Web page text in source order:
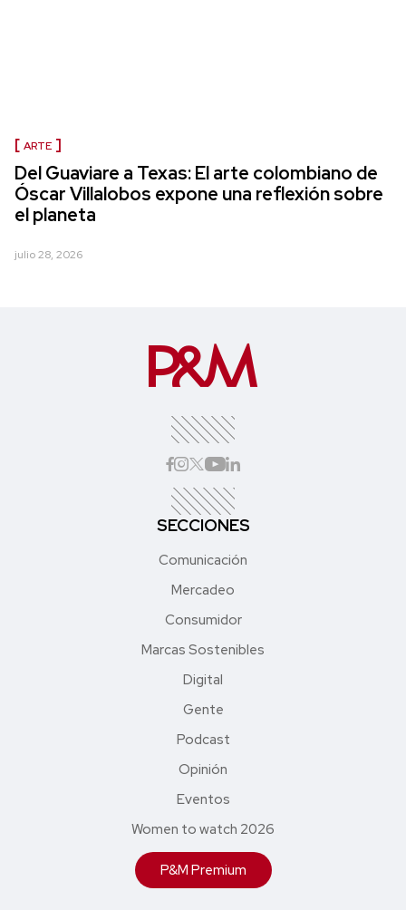
ARTE
Del Guaviare a Texas: El arte colombiano de
Óscar Villalobos expone una reflexión sobre
el planeta
julio 28, 2026
SECCIONES
Comunicación
Mercadeo
Consumidor
Marcas Sostenibles
Digital
Gente
Podcast
Opinión
Eventos
Women to watch 2026
P&M Premium